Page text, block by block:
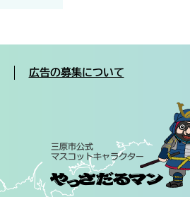
広告の募集について